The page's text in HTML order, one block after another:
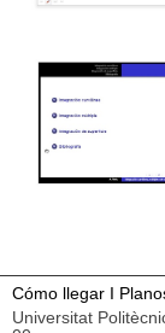
Cómo llegar I
Universitat